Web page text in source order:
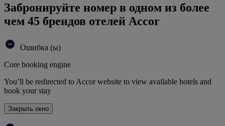
Забронируйте номер в одном из более
чем 45 брендов отелей Accor
Ошибка (ы)
Core booking engine
You’ll be redirected to Accor website to view available hotels and
book your stay
Закрыть окно